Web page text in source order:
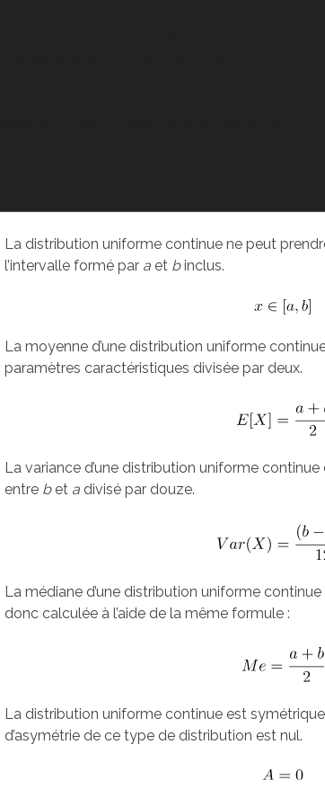
La distribution uniforme continue ne peut
l’intervalle formé par a et binclus.
La moyenne d’une distribution uniforme
paramètres caractéristiques divisée par deux.
La variance d’une distribution uniforme
entre bet a divisé par douze.
La médiane d’une distribution uniforme
donc calculée à l’aide de la même formule :
La distribution uniforme continue est
d’asymétrie de ce type de distribution est nul.